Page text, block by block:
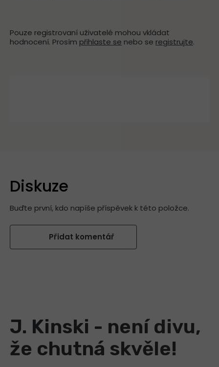
Pouze registrovaní uživatelé mohou vkládat
hodnocení. Prosím přihlaste se nebo se registrujte.
Diskuze
Buďte první, kdo napíše příspěvek k této položce.
Přidat komentář
J. Kinski - není divu,
že chutná skvěle!